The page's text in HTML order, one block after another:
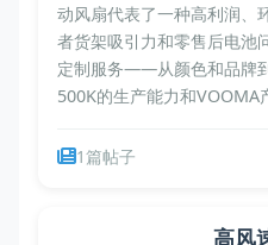
动风扇代表了一种高利润、
者货架吸引力和零售后电池
定制服务——从颜色和品牌
500K的生产能力和VOOMA
1篇帖子
高风